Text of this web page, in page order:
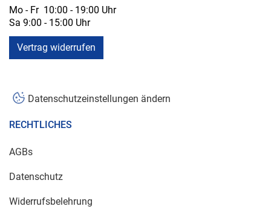
Mo - Fr 10:00 - 19:00 Uhr
Sa 9:00 - 15:00 Uhr
Vertrag widerrufen
Datenschutzeinstellungen ändern
RECHTLICHES
AGBs
Datenschutz
Widerrufsbelehrung